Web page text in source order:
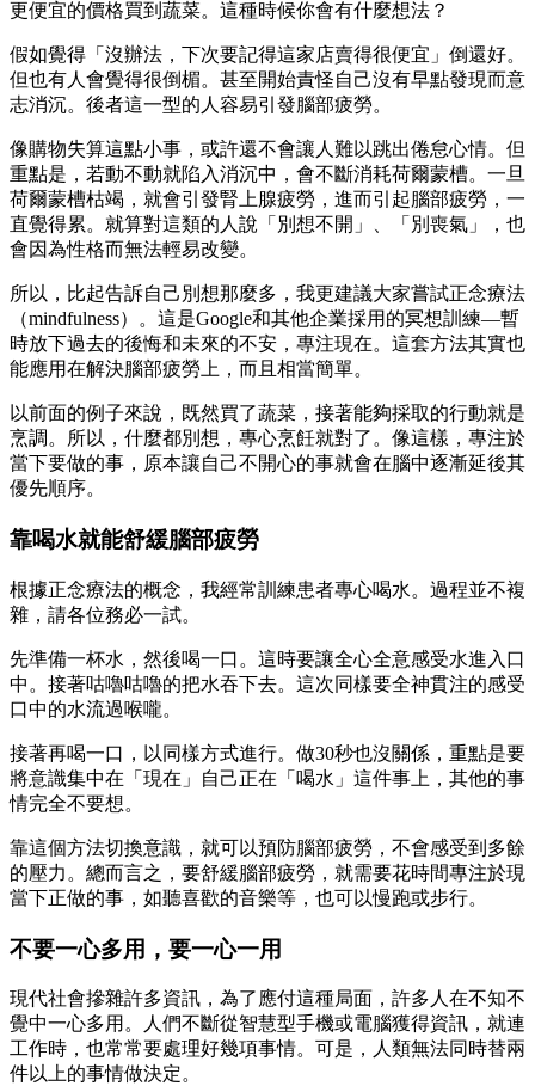
更便宜的價格買到蔬菜。這種時候你會有什麼想法？
假如覺得「沒辦法，下次要記得這家店賣得很便宜」倒還好。
但也有人會覺得很倒楣。甚至開始責怪自己沒有早點發現而意
志消沉。後者這一型的人容易引發腦部疲勞。
像購物失算這點小事，或許還不會讓人難以跳出倦怠心情。但
重點是，若動不動就陷入消沉中，會不斷消耗荷爾蒙槽。一旦
荷爾蒙槽枯竭，就會引發腎上腺疲勞，進而引起腦部疲勞，一
直覺得累。就算對這類的人說「別想不開」、「別喪氣」，也
會因為性格而無法輕易改變。
所以，比起告訴自己別想那麼多，我更建議大家嘗試正念療法
（mindfulness）。這是Google和其他企業採用的冥想訓練—暫
時放下過去的後悔和未來的不安，專注現在。這套方法其實也
能應用在解決腦部疲勞上，而且相當簡單。
以前面的例子來說，既然買了蔬菜，接著能夠採取的行動就是
烹調。所以，什麼都別想，專心烹飪就對了。像這樣，專注於
當下要做的事，原本讓自己不開心的事就會在腦中逐漸延後其
優先順序。
靠喝水就能舒緩腦部疲勞
根據正念療法的概念，我經常訓練患者專心喝水。過程並不複
雜，請各位務必一試。
先準備一杯水，然後喝一口。這時要讓全心全意感受水進入口
中。接著咕嚕咕嚕的把水吞下去。這次同樣要全神貫注的感受
口中的水流過喉嚨。
接著再喝一口，以同樣方式進行。做30秒也沒關係，重點是要
將意識集中在「現在」自己正在「喝水」這件事上，其他的事
情完全不要想。
靠這個方法切換意識，就可以預防腦部疲勞，不會感受到多餘
的壓力。總而言之，要舒緩腦部疲勞，就需要花時間專注於現
當下正做的事，如聽喜歡的音樂等，也可以慢跑或步行。
不要一心多用，要一心一用
現代社會摻雜許多資訊，為了應付這種局面，許多人在不知不
覺中一心多用。人們不斷從智慧型手機或電腦獲得資訊，就連
工作時，也常常要處理好幾項事情。可是，人類無法同時替兩
件以上的事情做決定。